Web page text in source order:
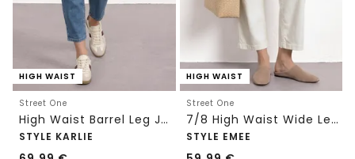
HIGH WAIST
Street One
High Waist Barrel Leg Jeans im Loose Fit
STYLE KARLIE
HIGH WAIST
Street One
7/8 High Waist Wide Leg Jeans im Loose Fit
STYLE EMEE